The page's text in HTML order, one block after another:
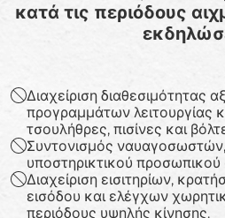
κατά τις περιόδους
Διαχείριση διαθεσιμότητας
προγραμμάτων λειτουργίας
τσουλήθρες, πισίνες και
Συντονισμός ναυαγοσωστών,
υποστηρικτικού προσωπικού
Διαχείριση εισιτηρίων,
εισόδου και ελέγχων
περιόδους υψηλής κίνησης.